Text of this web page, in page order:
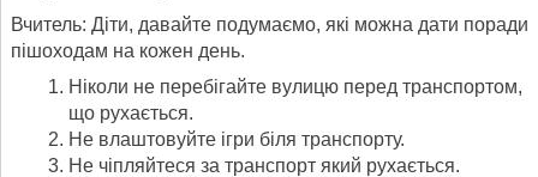
Вчитель: Діти, давайте подумаємо, які можна дати поради
пішоходам на кожен день.
Ніколи не перебігайте вулицю перед транспортом,
що рухається.
Не влаштовуйте ігри біля транспорту.
Не чіпляйтеся за транспорт який рухається.